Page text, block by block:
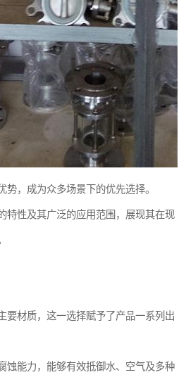
势，成为众多场景下的优先选择。
特性及其广泛的应用范围，展现其在现
要材质，这一选择赋予了产品一系列出
蚀能力，能够有效抵御水、空气及多种